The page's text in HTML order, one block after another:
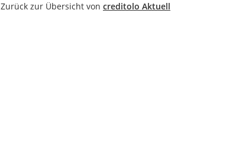
Zurück zur Übersicht von creditolo Aktuell